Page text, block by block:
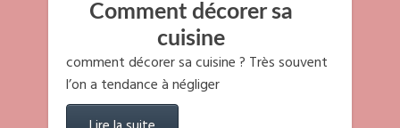
Comment décorer sa
cuisine
comment décorer sa cuisine ? Très souvent
l’on a tendance à négliger